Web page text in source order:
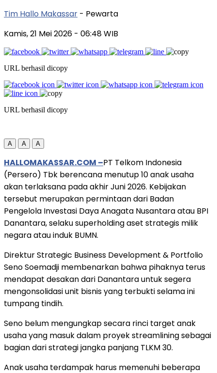
Tim Hallo Makassar - Pewarta
Kamis, 21 Mei 2026 - 06:48 WIB
URL berhasil dicopy
URL berhasil dicopy
A A A
HALLOMAKASSAR.COM –PT Telkom Indonesia
(Persero) Tbk berencana menutup 10 anak usaha
akan terlaksana pada akhir Juni 2026. Kebijakan
tersebut merupakan permintaan dari Badan
Pengelola Investasi Daya Anagata Nusantara atau BPI
Danantara, selaku superholding aset strategis milik
negara atau induk BUMN.
Direktur Strategic Business Development & Portfolio
Seno Soemadji membenarkan bahwa pihaknya terus
mendapat desakan dari Danantara untuk segera
mengonsolidasi unit bisnis yang terbukti selama ini
tumpang tindih.
Seno belum mengungkap secara rinci target anak
usaha yang masuk dalam proyek streamlining sebagai
bagian dari strategi jangka panjang TLKM 30.
Anak usaha terdampak harus memenuhi beberapa